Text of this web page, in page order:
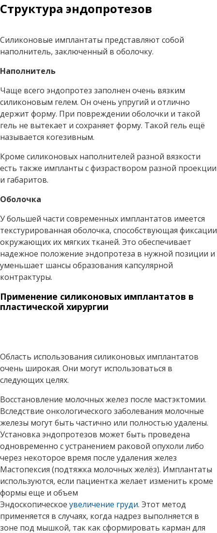
Структура эндопротезов
Силиконовые имплантаты представляют собой
наполнитель, заключенный в оболочку.
Наполнитель
Чаще всего эндопротез заполнен очень вязким
силиконовым гелем. Он очень упругий и отлично
держит форму. При повреждении оболочки и такой
гель не вытекает и сохраняет форму. Такой гель ещё
называется когезивным.
Кроме силиконовых наполнителей разной вязкости
есть также импланты с физраствором разной проекции
и габаритов.
Оболочка
У большей части современных имплантатов имеется
текстурированная оболочка, способствующая фиксации
окружающих их мягких тканей. Это обеспечивает
надежное положение эндопротеза в нужной позиции и
уменьшает шансы образования капсулярной
контрактуры.
Применение силиконовых имплантатов в
пластической хирургии
Область использования силиконовых имплантатов
очень широкая. Они могут использоваться в
следующих целях.
Восстановление молочных желез после мастэктомии.
Вследствие онкологического заболевания молочные
железы могут быть частично или полностью удалены.
Установка эндопротезов может быть проведена
одновременно с устранением раковой опухоли либо
через некоторое время после удаления желез
Мастопексия (подтяжка молочных желёз). Имплантаты
используются, если пациентка желает изменить кроме
формы еще и объем
Эндоскопическое увеличение груди. Этот метод
применяется в случаях, когда надрез выполняется в
зоне под мышкой, так как сформировать карман для